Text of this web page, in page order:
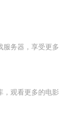
服务器，享受更多
，观看更多的电影